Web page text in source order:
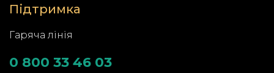
Підтримка
Гаряча лінія
0 800 33 46 03